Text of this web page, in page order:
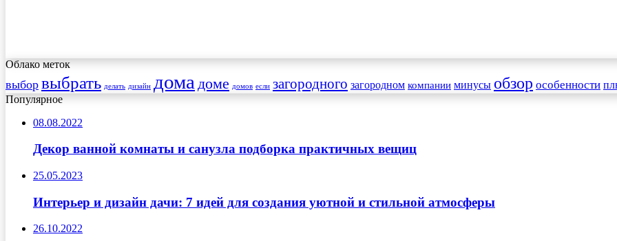
Облако меток
выбор выбрать делать дизайн дома доме домов если загородного загородном компании минусы обзор особенности
Популярное
08.08.2022
Декор ванной комнаты и санузла подборка практичных вещиц
25.05.2023
Интерьер и дизайн дачи: 7 идей для создания уютной и стильной атмосферы
26.10.2022